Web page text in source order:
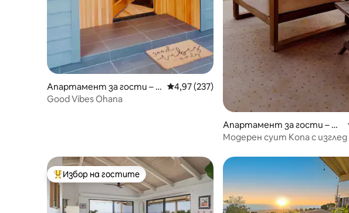
Апартамент за гости – K
ailua-Kona
Средна оценка: 4,97 от 5, 237 отзива
4,97 (237)
Good Vibes Ohana
Апартамент за гости – Ho
lualoa
Модерен суит Kona с
Най-популярен избор на гостите
Избор на гостите